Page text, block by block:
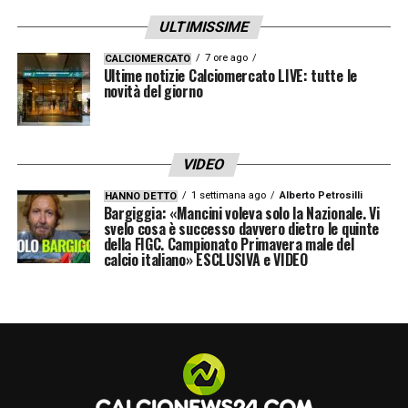
League, e mi sembravano una squadra
divertente a giudicare da quello che ho visto
la scorsa stagione».
Ultime notizie Calcio Estero: tutte le novità
del giorno provenienti da tutto il mondo
TEMPO LIBERO– «Mi piace guardare molte
partite di calcio, soprattutto quelle della
Premier League. E poi anche quelle della
troppo, ma so che quest’estate ci sono i
Mondiali e lavoro duro ogni giorno per
ULTIMISSIME
CALCIOMERCATO 7 ore ago
Ultime notizie Calciomercato LIVE: tutte le
novità del giorno
VIDEO
HANNO DETTO 1 settimana ago Alberto Petrosilli
Bargiggia: «Mancini voleva solo la Nazionale. Vi
svelo cosa è successo davvero dietro le quinte
della FIGC. Campionato Primavera male del
calcio italiano» ESCLUSIVA e VIDEO